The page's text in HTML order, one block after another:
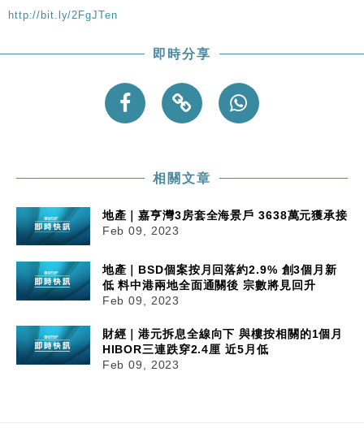
http://bit.ly/2FgJTen
即時分享
相關文章
地產｜嘉亨灣3房套全海景戶 3638萬元獲承接
Feb 09, 2023
地產｜BSD個案按月回落約2.9% 創3個月新
低 料中港兩地全面通關後 宗數將見回升
Feb 09, 2023
財經｜港元拆息全線向下 與樓按相關的1個月
HIBOR三連跌穿2.4厘 近5月低
Feb 09, 2023